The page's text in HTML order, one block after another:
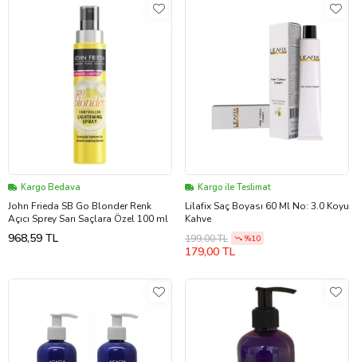
Kargo Bedava
John Frieda SB Go Blonder Renk
Açıcı Sprey Sarı Saçlara Özel 100 ml
968,59 TL
Kargo ile Teslimat
Lilafix Saç Boyası 60 Ml No: 3.0 Koyu
Kahve
199,00 TL
%10
179,00 TL